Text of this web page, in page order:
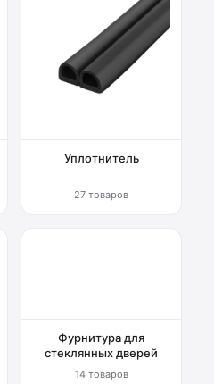
Уплотнитель
27 товаров
Фурнитура для
стеклянных дверей
14 товаров